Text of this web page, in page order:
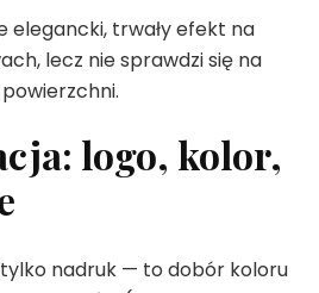
elegancki, trwały efekt na
lecz nie sprawdzi się na
logo, kolor,
nadruk — to dobór koloru